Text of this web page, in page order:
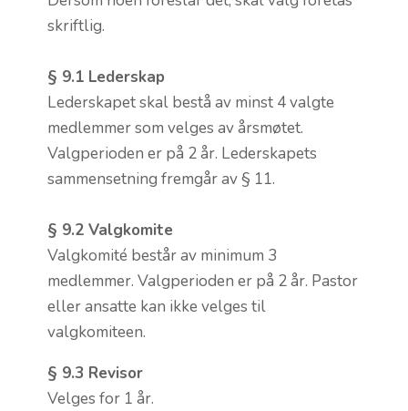
skriftlig.
§ 9.1 Lederskap
Lederskapet skal bestå av minst 4 valgte
medlemmer som velges av årsmøtet.
Valgperioden er på 2 år. Lederskapets
sammensetning fremgår av § 11.
§ 9.2 Valgkomite
Valgkomité består av minimum 3
medlemmer. Valgperioden er på 2 år. Pastor
eller ansatte kan ikke velges til
valgkomiteen.
§ 9.3 Revisor
Velges for 1 år.